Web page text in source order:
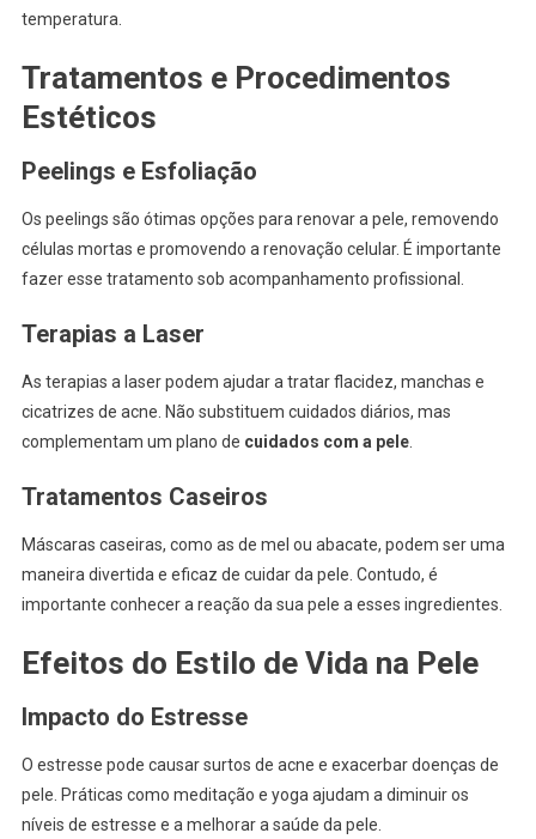
temperatura.
Tratamentos e Procedimentos
Estéticos
Peelings e Esfoliação
Os peelings são ótimas opções para renovar a pele, removendo
células mortas e promovendo a renovação celular. É importante
fazer esse tratamento sob acompanhamento profissional.
Terapias a Laser
As terapias a laser podem ajudar a tratar flacidez, manchas e
cicatrizes de acne. Não substituem cuidados diários, mas
complementam um plano de cuidados com a pele.
Tratamentos Caseiros
Máscaras caseiras, como as de mel ou abacate, podem ser uma
maneira divertida e eficaz de cuidar da pele. Contudo, é
importante conhecer a reação da sua pele a esses ingredientes.
Efeitos do Estilo de Vida na Pele
Impacto do Estresse
O estresse pode causar surtos de acne e exacerbar doenças de
pele. Práticas como meditação e yoga ajudam a diminuir os
níveis de estresse e a melhorar a saúde da pele.